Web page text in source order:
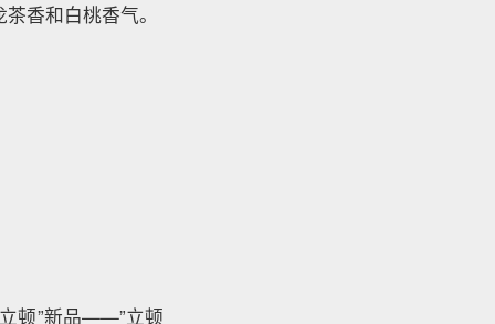
香和白桃香气。
顿”新品——”立顿